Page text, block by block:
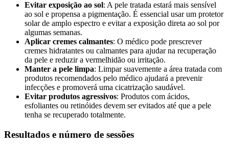
Evitar exposição ao sol: A pele tratada estará mais sensível
ao sol e propensa a pigmentação. É essencial usar um protetor
solar de amplo espectro e evitar a exposição direta ao sol por
algumas semanas.
Aplicar cremes calmantes: O médico pode prescrever
cremes hidratantes ou calmantes para ajudar na recuperação
da pele e reduzir a vermelhidão ou irritação.
Manter a pele limpa: Limpar suavemente a área tratada com
produtos recomendados pelo médico ajudará a prevenir
infecções e promoverá uma cicatrização saudável.
Evitar produtos agressivos: Produtos com ácidos,
esfoliantes ou retinóides devem ser evitados até que a pele
tenha se recuperado totalmente.
Resultados e número de sessões